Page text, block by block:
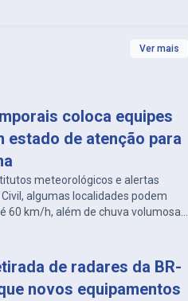
Ver mais
coloca equipes
estado de atenção para
meteorológicos e alertas
algumas localidades podem
60 km/h, além de chuva volumosa
de radares da BR-
novos equipamentos